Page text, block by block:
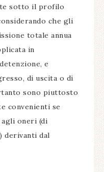
sotto il profilo
che gli
totale annua
in
e
di uscita o di
sono piuttosto
convenienti se
oneri (di
derivanti dal